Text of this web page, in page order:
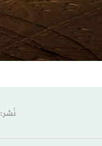
نُشر: 16:28-31 ديسمبر 2023 م ـ 19 جمادى الآخرة 1445 هـ